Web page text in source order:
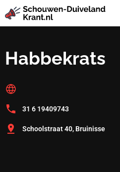
Habbekrats
31 6 19409743
Schoolstraat 40, Bruinisse